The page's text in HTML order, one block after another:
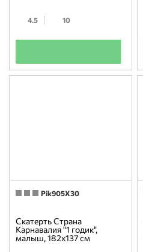
4.5 10
Pik905X30
Скатерть Страна
Карнавалия "1 годик",
малыш, 182х137 см